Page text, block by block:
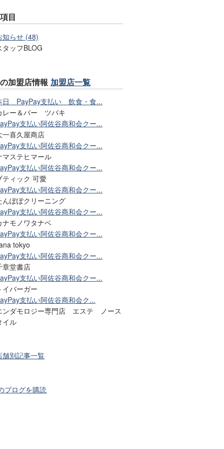
目
知らせ (48)
タッフBLOG
加盟店情報 加盟店一覧
日 PayPay支払い 飲食・食...
レー＆バー ツバキ
支払い阿佐谷商和会クー...
一喜久屋商店
支払い阿佐谷商和会クー...
マステヒマール
支払い阿佐谷商和会クー...
ティック 可愛
支払い阿佐谷商和会クー...
んぽぽクリーニング
支払い阿佐谷商和会クー...
ナモノワタナベ
支払い阿佐谷商和会クー...
tokyo
支払い阿佐谷商和会クー...
章堂書店
支払い阿佐谷商和会クー...
イバーガー
支払い阿佐谷商和会ク...
ンダモロジー専門店 エステ ノース
イル
舗別記事一覧
ブログを購読